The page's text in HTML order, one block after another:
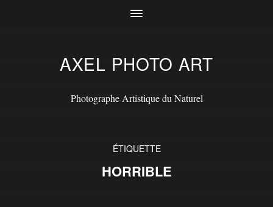
AXEL PHOTO ART
Photographe Artistique du Naturel
ÉTIQUETTE
HORRIBLE